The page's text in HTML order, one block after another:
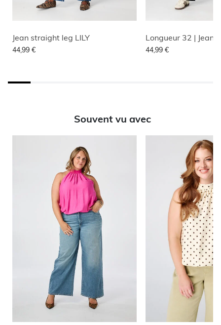
Jean straight leg LILY
44,99 € 44,99 €
Souvent vu avec